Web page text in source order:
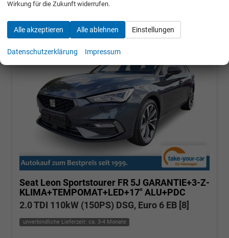
Seat Leon Sportstourer FR 5J GARANTIE+3-Z-
KLIMA+TEMPOMAT+LED+17" ALU+PDC
2.0 TDI 110kW (150PS) DSG, Euro 6 EB [8]
unverbindliche Lieferzeit: ca. 3-4 Monate
Wirkung für die Zukunft widerrufen.
Alle akzeptieren Alle ablehnen Einstellungen
Datenschutzerklärung Impressum